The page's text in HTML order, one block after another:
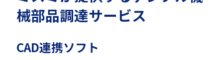
械部品調達サービス
CAD連携ソフト